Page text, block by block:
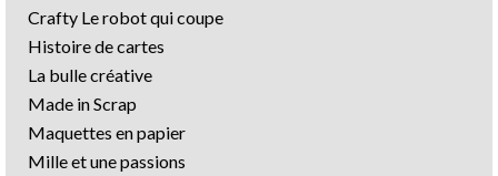
Crafty Le robot qui coupe
Histoire de cartes
La bulle créative
Made in Scrap
Maquettes en papier
Mille et une passions